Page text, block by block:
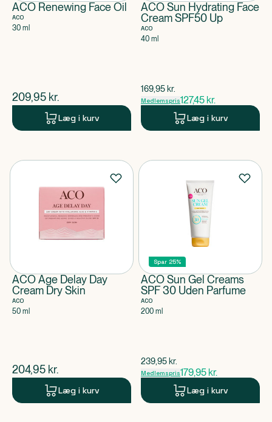
ACO Renewing Face Oil
ACO
30 ml
$nuværende pris
209,95 kr.
Læg i kurv
ACO Sun Hydrating Face
Cream SPF50 Up
ACO
40 ml
$gammel pris
169,95 kr.
Medlemspris127,45 kr.
Læg i kurv
ACO Age Delay Day
Cream Dry Skin
ACO
50 ml
$nuværende pris
204,95 kr.
Læg i kurv
Spar 25%
ACO Sun Gel Creams
SPF 30 Uden Parfume
ACO
200 ml
$gammel pris
239,95 kr.
Medlemspris179,95 kr.
Læg i kurv